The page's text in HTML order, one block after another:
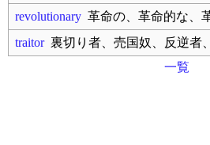
revolutionary 革命の、革命的な、
traitor裏切り者、売国奴、反逆者
一覧